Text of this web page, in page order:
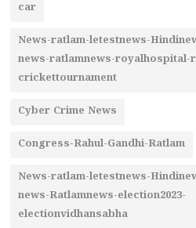
car
News-ratlam-letestnews-
news-ratlamnews-royalhospital-
crickettournament
Cyber Crime News
Congress-Rahul-Gandhi-Ratlam
News-ratlam-letestnews-
news-Ratlamnews-election2023-
electionvidhansabha